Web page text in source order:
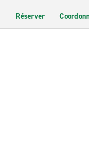
Réserver